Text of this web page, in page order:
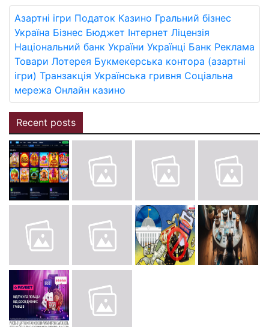
Азартні ігри Податок Казино Гральний бізнес
Україна Бізнес Бюджет Інтернет Ліцензія
Національний банк України Українці Банк Реклама
Товари Лотерея Букмекерська контора (азартні
ігри) Транзакція Українська гривня Соціальна
мережа Онлайн казино
Recent posts